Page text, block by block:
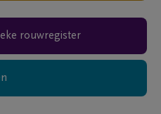
rouwregister